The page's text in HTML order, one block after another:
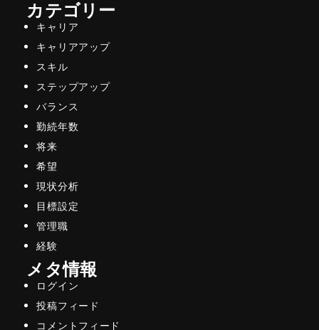
カテゴリー
キャリア
キャリアアップ
スキル
ステップアップ
バランス
勤続年数
将来
希望
現状分析
目標設定
管理職
経験
メタ情報
ログイン
投稿フィード
コメントフィード